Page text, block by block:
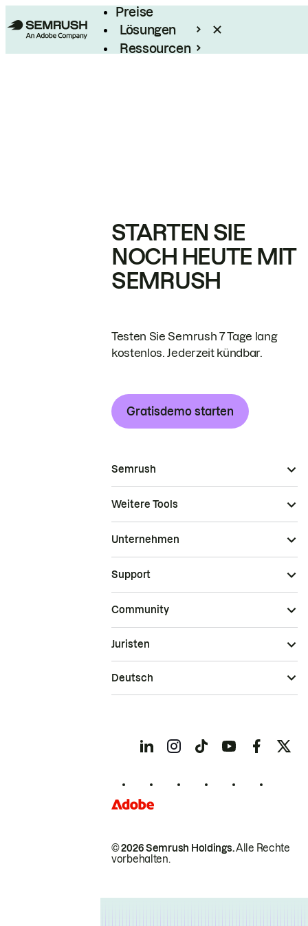
Preise
Lösungen
Ressourcen
STARTEN SIE
NOCH HEUTE MIT
SEMRUSH
Testen Sie Semrush 7 Tage lang
kostenlos. Jederzeit kündbar.
Gratisdemo starten
Semrush
Weitere Tools
Unternehmen
Support
Community
© 2026 Semrush Holdings.Alle Rechte
vorbehalten.
Juristen
Deutsch